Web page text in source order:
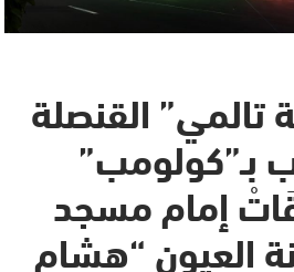
تالمي” القنصلة
بـ”كولومب”
إمام مسجد
العيون “هشام